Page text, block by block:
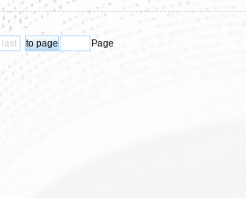
last Page